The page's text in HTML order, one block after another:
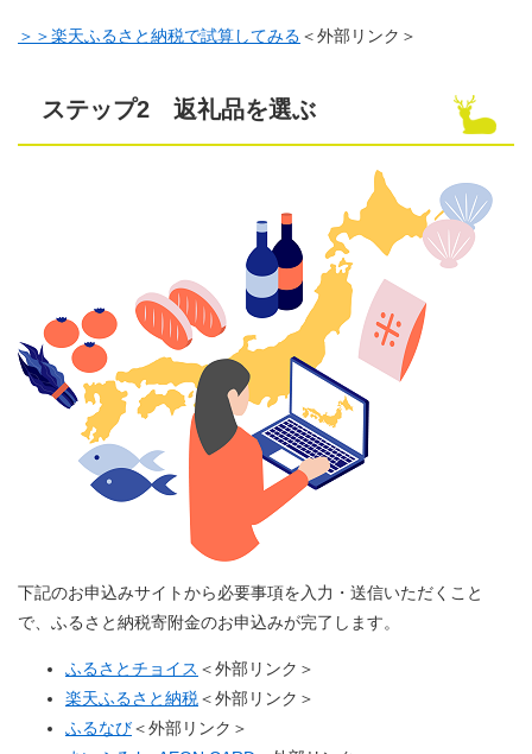
＞＞楽天ふるさと納税で試算してみる ＜外部リンク＞
ステップ2 返礼品を選ぶ
下記のお申込みサイトから必要事項を入力・送信いただくこと
で、ふるさと納税寄附金のお申込みが完了します。
ふるさとチョイス ＜外部リンク＞
楽天ふるさと納税＜外部リンク＞
ふるなび＜外部リンク＞